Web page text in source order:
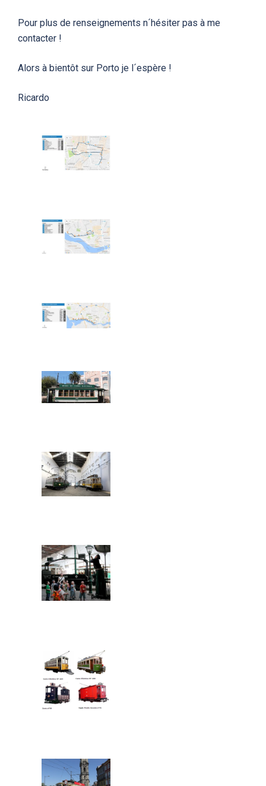
Pour plus de renseignements n´hésiter pas à me
contacter !
Alors à bientôt sur Porto je l´espère !
Ricardo